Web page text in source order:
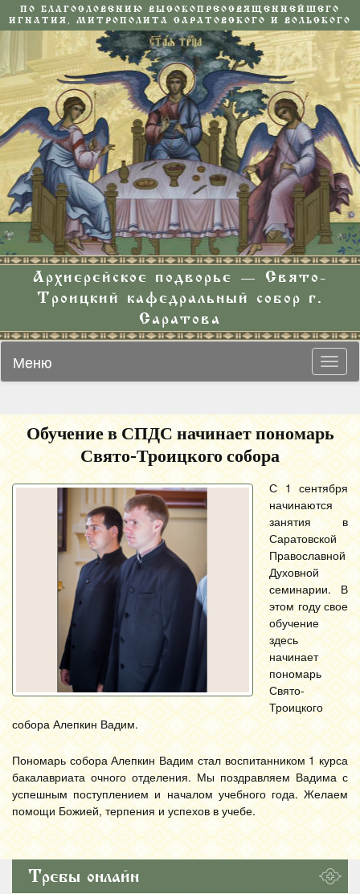
ПО БЛАГОСЛОВЕНИЮ ВЫСОКОПРЕОСВЯЩЕННЕЙШЕГО
ИГНАТИЯ, МИТРОПОЛИТА САРАТОВСКОГО И ВОЛЬСКОГО
Архиерейское подворье — Свято-
Троицкий кафедральный собор г.
Саратова
Меню
Обучение в СПДС начинает пономарь
Свято-Троицкого собора
С 1 сентября
начинаются
занятия в
Саратовской
Православной
Духовной
семинарии. В
этом году свое
обучение
здесь
начинает
пономарь
Свято-
Троицкого
собора Алепкин Вадим.
Пономарь собора Алепкин Вадим стал воспитанником 1 курса
бакалавриата очного отделения. Мы поздравляем Вадима с
успешным поступлением и началом учебного года. Желаем
помощи Божией, терпения и успехов в учебе.
Требы онлайн